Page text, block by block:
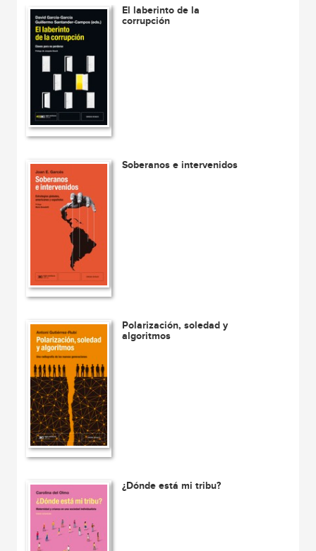
El laberinto de la
corrupción
Soberanos e intervenidos
Polarización, soledad y
algoritmos
¿Dónde está mi tribu?